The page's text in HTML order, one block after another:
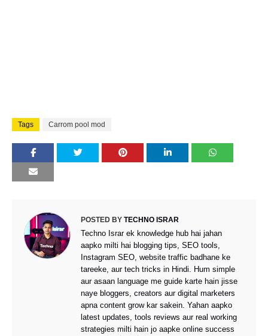
Tags Carrom pool mod
POSTED BY TECHNO ISRAR
Techno Israr ek knowledge hub hai jahan
aapko milti hai blogging tips, SEO tools,
Instagram SEO, website traffic badhane ke
tareeke, aur tech tricks in Hindi. Hum simple
aur asaan language me guide karte hain jisse
naye bloggers, creators aur digital marketers
apna content grow kar sakein. Yahan aapko
latest updates, tools reviews aur real working
strategies milti hain jo aapke online success